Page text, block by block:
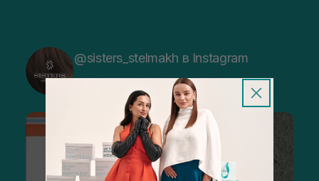
@sisters_stelmakh в Instagram